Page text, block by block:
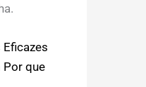
Por que